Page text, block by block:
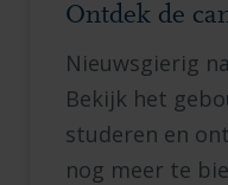
Ontdek de
Nieuwsgierig
Bekijk het
studeren en
nog meer te